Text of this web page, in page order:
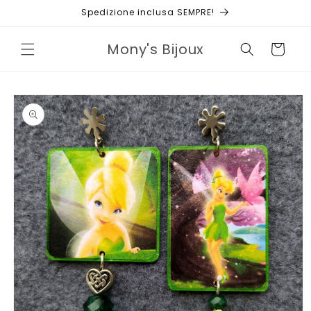
Spedizione inclusa SEMPRE!
Mony's Bijoux Carrello
Passa alle
informazioni
sul prodotto